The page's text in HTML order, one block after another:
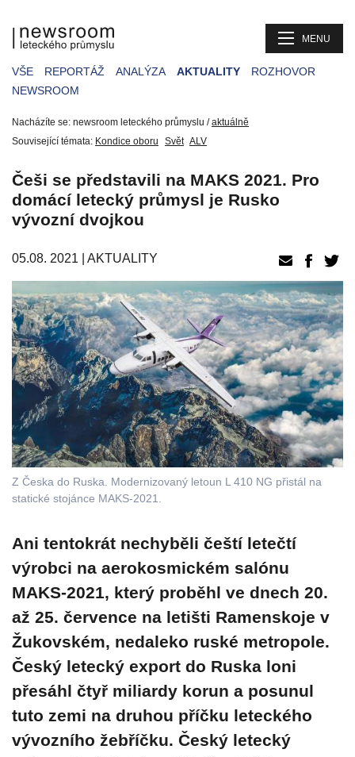
MENU
VŠE REPORTÁŽ ANALÝZA AKTUALITY
ROZHOVOR
NEWSROOM
Nacházíte se: newsroom leteckého průmyslu /aktuálně
Související témata: Kondice oboru Svět ALV
Češi se představili na MAKS 2021. Pro
domácí letecký průmysl je Rusko
vývozní dvojkou
05.08. 2021 | AKTUALITY
Z Česka do Ruska. Modernizovaný letoun L 410 NG přistál na
statické stojánce MAKS-2021.
Ani tentokrát nechyběli čeští letečtí
výrobci na aerokosmickém salónu
MAKS-2021, který proběhl ve dnech 20.
až 25. července na letišti Ramenskoje v
Žukovském, nedaleko ruské metropole.
Český letecký export do Ruska loni
přesáhl čtyř miliardy korun a posunul
tuto zemi na druhou příčku leteckého
vývozního žebříčku. Český letecký